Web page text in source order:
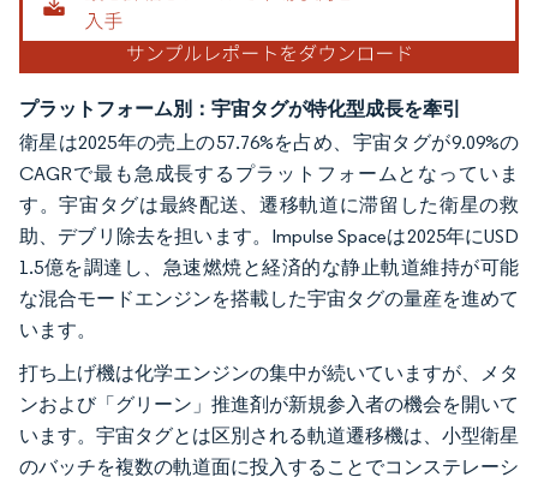
プラットフォーム別：宇宙タグが特化型成長を牽引
衛星は2025年の売上の57.76%を占め、宇宙タグが9.09%の
CAGRで最も急成長するプラットフォームとなっていま
す。宇宙タグは最終配送、遷移軌道に滞留した衛星の救
助、デブリ除去を担います。Impulse Spaceは2025年にUSD
1.5億を調達し、急速燃焼と経済的な静止軌道維持が可能
な混合モードエンジンを搭載した宇宙タグの量産を進めて
います。
打ち上げ機は化学エンジンの集中が続いていますが、メタ
ンおよび「グリーン」推進剤が新規参入者の機会を開いて
います。宇宙タグとは区別される軌道遷移機は、小型衛星
のバッチを複数の軌道面に投入することでコンステレーシ